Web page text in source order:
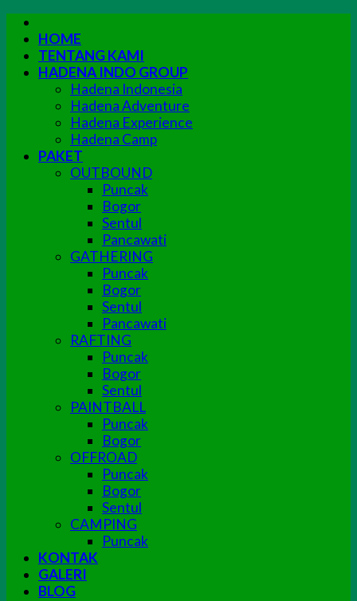
Skip
content
HOME
TENTANG KAMI
HADENA INDO GROUP
Hadena Indonesia
Hadena Adventure
Hadena Experience
Hadena Camp
PAKET
OUTBOUND
Puncak
Bogor
Sentul
Pancawati
GATHERING
Puncak
Bogor
Sentul
Pancawati
RAFTING
Puncak
Bogor
Sentul
PAINTBALL
Puncak
Bogor
OFFROAD
Puncak
Bogor
Sentul
CAMPING
Puncak
KONTAK
GALERI
BLOG